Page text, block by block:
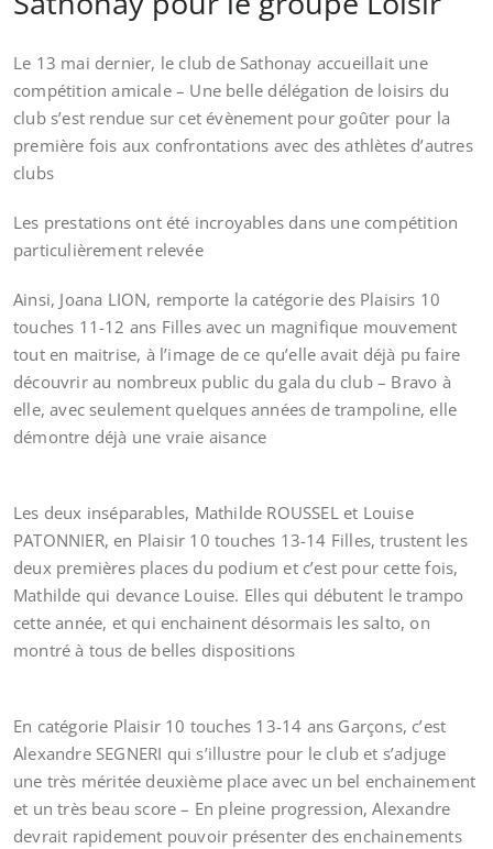
Le 13 mai dernier, le club de Sathonay accueillait une
compétition amicale – Une belle délégation de loisirs du
club s’est rendue sur cet évènement pour goûter pour la
première fois aux confrontations avec des athlètes d’autres
clubs
Les prestations ont été incroyables dans une compétition
particulièrement relevée
Ainsi, Joana LION, remporte la catégorie des Plaisirs 10
touches 11-12 ans Filles avec un magnifique mouvement
tout en maitrise, à l’image de ce qu’elle avait déjà pu faire
découvrir au nombreux public du gala du club – Bravo à
elle, avec seulement quelques années de trampoline, elle
démontre déjà une vraie aisance
Les deux inséparables, Mathilde ROUSSEL et Louise
PATONNIER, en Plaisir 10 touches 13-14 Filles, trustent les
deux premières places du podium et c’est pour cette fois,
Mathilde qui devance Louise. Elles qui débutent le trampo
cette année, et qui enchainent désormais les salto, on
montré à tous de belles dispositions
En catégorie Plaisir 10 touches 13-14 ans Garçons, c’est
Alexandre SEGNERI qui s’illustre pour le club et s’adjuge
une très méritée deuxième place avec un bel enchainement
et un très beau score – En pleine progression, Alexandre
devrait rapidement pouvoir présenter des enchainements